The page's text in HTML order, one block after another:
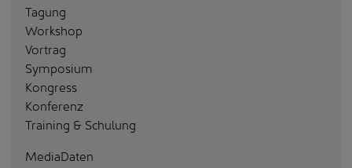
Tagung
Workshop
Vortrag
Symposium
Kongress
Konferenz
Training & Schulung
MediaDaten